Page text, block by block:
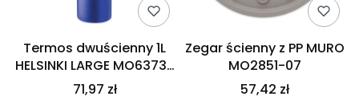
Termos dwuścienny 1L
HELSINKI LARGE MO6373-
04
71,97 zł
Zegar ścienny z PP MURO
MO2851-07
57,42 zł